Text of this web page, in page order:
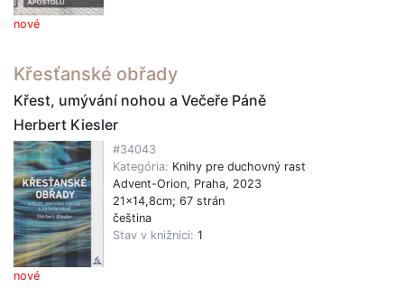
nové
Křesťanské obřady
Křest, umývání nohou a Večeře Páně
Herbert Kiesler
nové
#34043
Kategória: Knihy pre duchovný rast
Advent-Orion, Praha, 2023
21x14,8cm; 67 strán
čeština
Stav v knižnici: 1